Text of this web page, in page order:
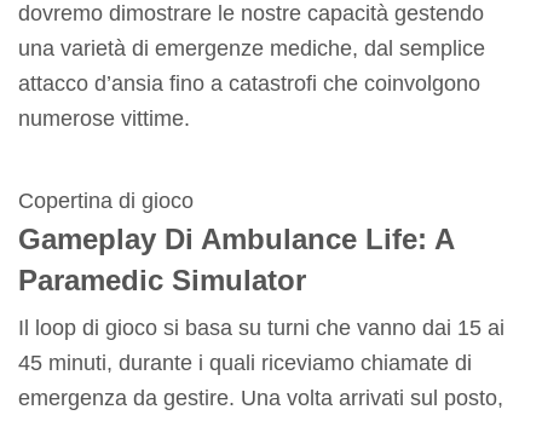
dovremo dimostrare le nostre capacità gestendo
una varietà di emergenze mediche, dal semplice
attacco d’ansia fino a catastrofi che coinvolgono
numerose vittime.
Copertina di gioco
Gameplay Di Ambulance Life: A
Paramedic Simulator
Il loop di gioco si basa su turni che vanno dai 15 ai
45 minuti, durante i quali riceviamo chiamate di
emergenza da gestire. Una volta arrivati sul posto,